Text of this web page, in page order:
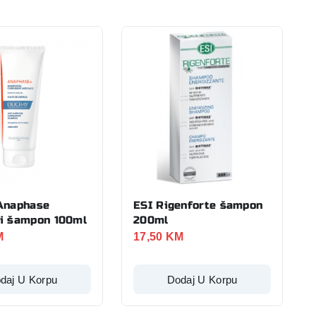
šampon 100ml
U Korpu
ESI Rigenforte šampon
200ml
17,50 KM
Dodaj U Korpu